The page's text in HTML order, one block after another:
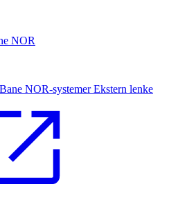
NOR
NOR-systemerEkstern lenke